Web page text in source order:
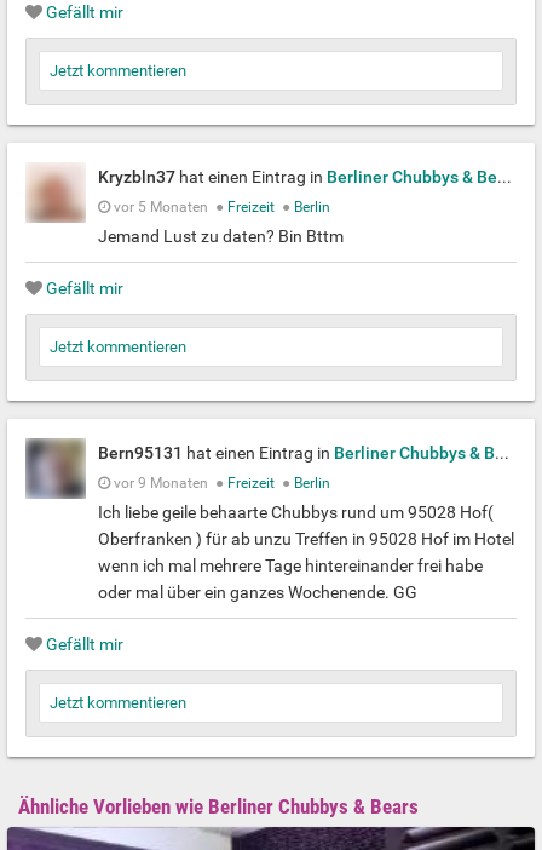
Gefällt mir
Jetzt kommentieren
Kryzbln37 hat einen Eintrag in Berliner Chubbys & Bears
vor 5 Monaten ● Freizeit ● Berlin
Jemand Lust zu daten? Bin Bttm
Gefällt mir
Jetzt kommentieren
Bern95131 hat einen Eintrag in Berliner Chubbys & Bears
vor 9 Monaten ● Freizeit ● Berlin
Ich liebe geile behaarte Chubbys rund um 95028 Hof(
Oberfranken ) für ab unzu Treffen in 95028 Hof im Hotel
wenn ich mal mehrere Tage hintereinander frei habe
oder mal über ein ganzes Wochenende. GG
Gefällt mir
Jetzt kommentieren
Ähnliche Vorlieben wie Berliner Chubbys & Bears